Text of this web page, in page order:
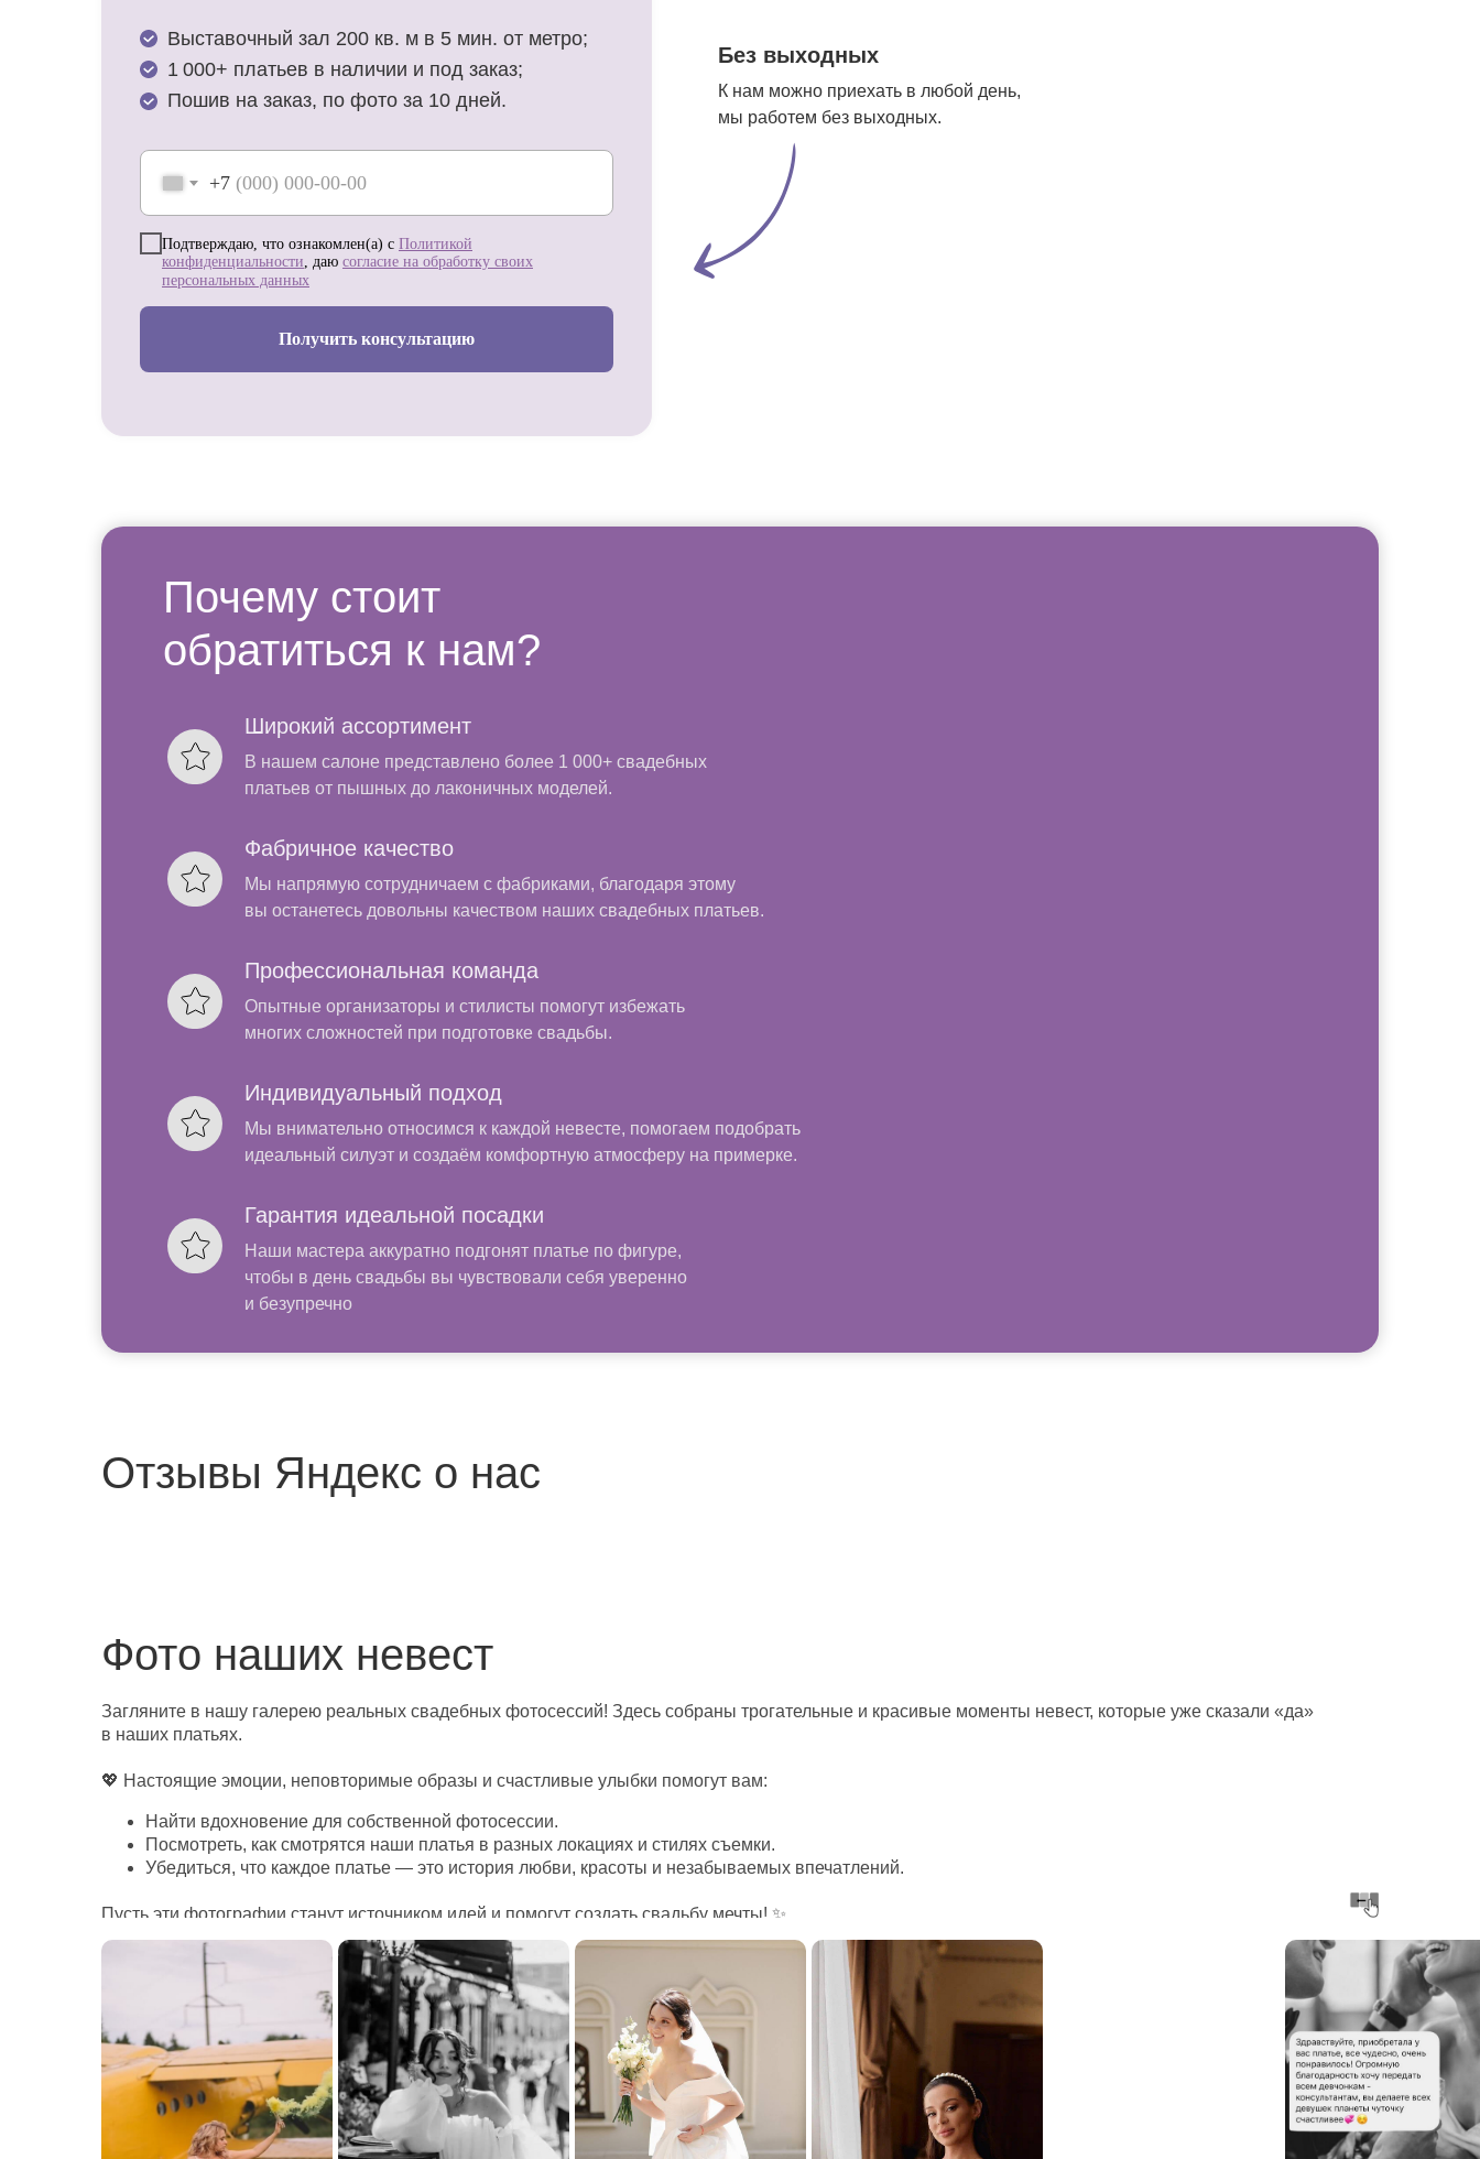
Без выходных
К нам можно приехать в любой день,
мы работем без выходных.
+7
Подтверждаю, что ознакомлен(а) с Политикой
конфиденциальности, даю согласие на обработку своих
персональных данных
Получить консультацию
Выставочный зал 200 кв. м в 5 мин. от метро;
1 000+ платьев в наличии и под заказ;
Пошив на заказ, по фото за 10 дней.
Почему стоит
обратиться к нам?
Широкий ассортимент
В нашем салоне представлено более 1 000+ свадебных
платьев от пышных до лаконичных моделей.
Фабричное качество
Профессиональная команда
Мы напрямую сотрудничаем с фабриками, благодаря этому
вы останетесь довольны качеством наших свадебных платьев.
Опытные организаторы и стилисты помогут избежать
многих сложностей при подготовке свадьбы.
Индивидуальный подход
Мы внимательно относимся к каждой невесте, помогаем подобрать
идеальный силуэт и создаём комфортную атмосферу на примерке.
Гарантия идеальной посадки
Наши мастера аккуратно подгонят платье по фигуре,
чтобы в день свадьбы вы чувствовали себя уверенно
и безупречно
Отзывы Яндекс о нас
Фото наших невест
Загляните в нашу галерею реальных свадебных фотосессий! Здесь собраны трогательные и красивые моменты невест, которые уже сказали «да»
в наших платьях.
💖 Настоящие эмоции, неповторимые образы и счастливые улыбки помогут вам:
Найти вдохновение для собственной фотосессии.
Посмотреть, как смотрятся наши платья в разных локациях и стилях съемки.
Убедиться, что каждое платье — это история любви, красоты и незабываемых впечатлений.
Пусть эти фотографии станут источником идей и помогут создать свадьбу мечты! ✨